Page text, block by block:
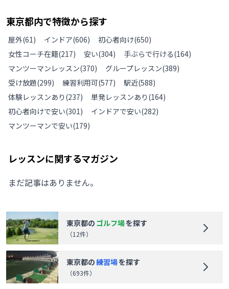
東京都内で特徴から探す
屋外(61) インドア(606) 初心者向け(650)
女性コーチ在籍(217) 安い(304) 手ぶらで行ける(164)
マンツーマンレッスン(370) グループレッスン(389)
受け放題(299) 練習利用可(577) 駅近(588)
体験レッスンあり (237) 単発レッスンあり (164)
初心者向けで安い(301) インドアで安い(282)
マンツーマンで安い(179)
レッスンに関するマガジン
まだ記事はありません。
東京都の ゴルフ場を探す
（12件）
東京都の練習場を探す
（693件）